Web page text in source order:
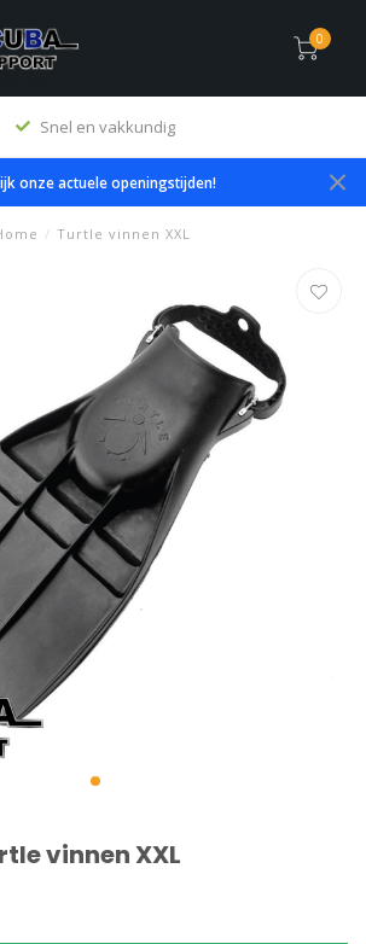
0
Snel en vakkundig
onze actuele openingstijden!
/ Turtle vinnen XXL
vinnen XXL